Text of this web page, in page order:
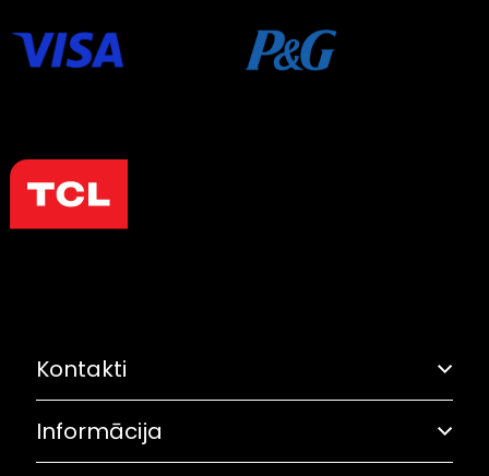
Kontakti
Adrese: Grostonas iela 6B, Rīga
Informācija